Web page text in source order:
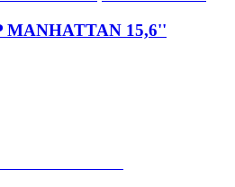
MANHATTAN 15,6''